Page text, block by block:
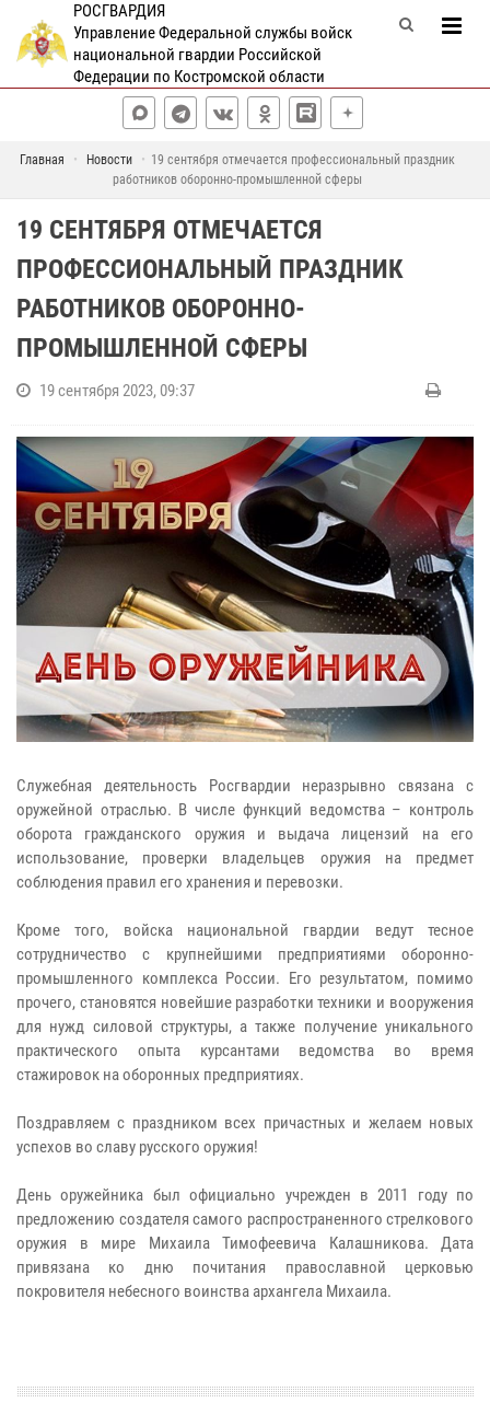
РОСГВАРДИЯ
Управление Федеральной службы войск
национальной гвардии Российской
Федерации по Костромской области
Главная Новости
19 сентября отмечается профессиональный праздник
работников оборонно-промышленной сферы
19 СЕНТЯБРЯ ОТМЕЧАЕТСЯ
ПРОФЕССИОНАЛЬНЫЙ ПРАЗДНИК
РАБОТНИКОВ ОБОРОННО-
ПРОМЫШЛЕННОЙ СФЕРЫ
19 сентября 2023, 09:37
Служебная деятельность Росгвардии неразрывно связана с
оружейной отраслью. В числе функций ведомства – контроль
оборота гражданского оружия и выдача лицензий на его
использование, проверки владельцев оружия на предмет
соблюдения правил его хранения и перевозки.
Кроме того, войска национальной гвардии ведут тесное
сотрудничество с крупнейшими предприятиями оборонно-
промышленного комплекса России. Его результатом, помимо
прочего, становятся новейшие разработки техники и вооружения
для нужд силовой структуры, а также получение уникального
практического опыта курсантами ведомства во время
стажировок на оборонных предприятиях.
Поздравляем с праздником всех причастных и желаем новых
успехов во славу русского оружия!
День оружейника был официально учрежден в 2011 году по
предложению создателя самого распространенного стрелкового
оружия в мире Михаила Тимофеевича Калашникова. Дата
привязана ко дню почитания православной церковью
покровителя небесного воинства архангела Михаила.